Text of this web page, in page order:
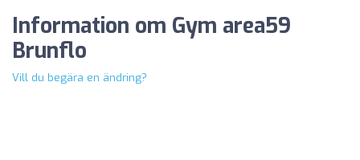
Information om Gym area59
Brunflo
Vill du begära en ändring?